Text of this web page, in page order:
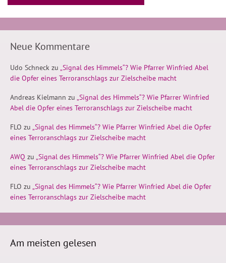
Neue Kommentare
Udo Schneck zu „Signal des Himmels“? Wie Pfarrer Winfried Abel
die Opfer eines Terroranschlags zur Zielscheibe macht
Andreas Kielmann zu „Signal des Himmels“? Wie Pfarrer Winfried
Abel die Opfer eines Terroranschlags zur Zielscheibe macht
FLO zu „Signal des Himmels“? Wie Pfarrer Winfried Abel die Opfer
eines Terroranschlags zur Zielscheibe macht
AWQ zu „Signal des Himmels“? Wie Pfarrer Winfried Abel die Opfer
eines Terroranschlags zur Zielscheibe macht
FLO zu „Signal des Himmels“? Wie Pfarrer Winfried Abel die Opfer
eines Terroranschlags zur Zielscheibe macht
Am meisten gelesen